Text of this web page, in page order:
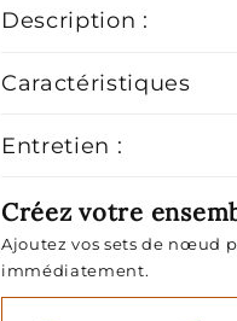
Description :
Caractéristiques
Entretien :
Créez votre
Ajoutez vos sets de nœud
immédiatement.